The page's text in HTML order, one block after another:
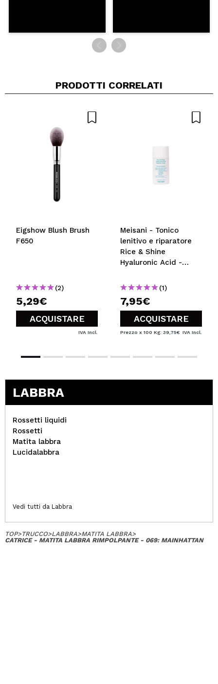
PRODOTTI CORRELATI
Eigshow Blush Brush
F650
(2)
5,29€
ACQUISTARE
IVA Incl.
Meisani - Tonico
lenitivo e riparatore
Rice & Shine
Hyaluronic Acid -
(1)
7,95€
ACQUISTARE
Prezzo x 100 Kg: 39,75€ IVA Incl.
LABBRA
Rossetti liquidi
Rossetti
Matita labbra
Lucidalabbra
Vedi tutti da Labbra
TOP>TRUCCO>LABBRA>MATITA LABBRA>
CATRICE - MATITA LABBRA RIMPOLPANTE - 069: MAINHATTAN